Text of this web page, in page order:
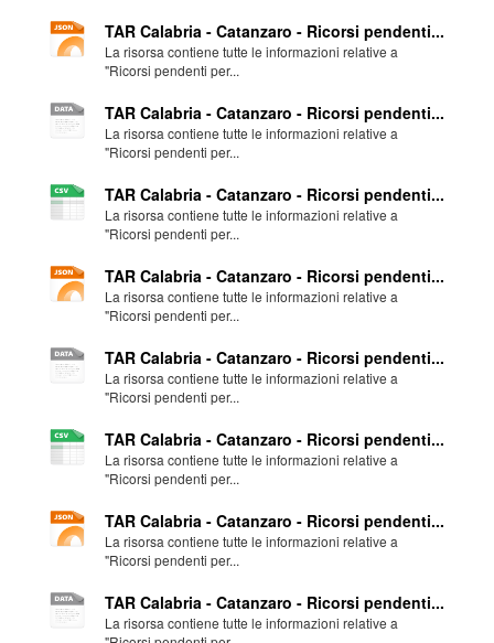
TAR Calabria - Catanzaro - Ricorsi pendenti...
La risorsa contiene tutte le informazioni relative a
"Ricorsi pendenti per...
TAR Calabria - Catanzaro - Ricorsi pendenti...
La risorsa contiene tutte le informazioni relative a
"Ricorsi pendenti per...
TAR Calabria - Catanzaro - Ricorsi pendenti...
La risorsa contiene tutte le informazioni relative a
"Ricorsi pendenti per...
TAR Calabria - Catanzaro - Ricorsi pendenti...
La risorsa contiene tutte le informazioni relative a
"Ricorsi pendenti per...
TAR Calabria - Catanzaro - Ricorsi pendenti...
La risorsa contiene tutte le informazioni relative a
"Ricorsi pendenti per...
TAR Calabria - Catanzaro - Ricorsi pendenti...
La risorsa contiene tutte le informazioni relative a
"Ricorsi pendenti per...
TAR Calabria - Catanzaro - Ricorsi pendenti...
La risorsa contiene tutte le informazioni relative a
"Ricorsi pendenti per...
TAR Calabria - Catanzaro - Ricorsi pendenti...
La risorsa contiene tutte le informazioni relative a